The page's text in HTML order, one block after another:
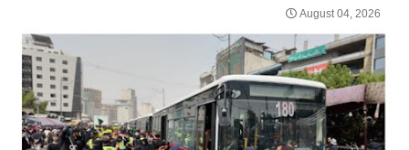
August 04, 2026